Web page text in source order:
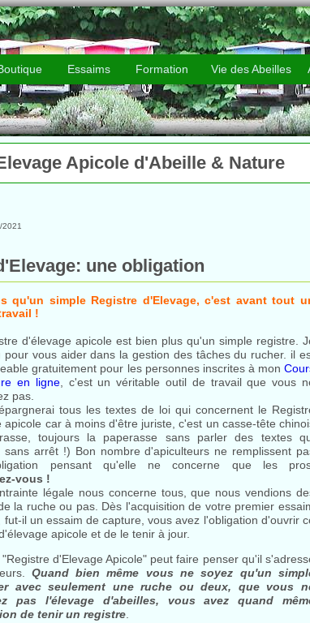
Essaims Formation Vie des Abeilles
Apicole d'Abeille & Nature
2021
une obligation
qu'un simple Registre d'Elevage, c'est avant tout
!
d'élevage apicole est bien plus qu'un simple registre.
pour vous aider dans la gestion des tâches du rucher. il
gratuitement pour les personnes inscrites à mon
en ligne, c'est un véritable outil de travail que vous
pas.
tous les textes de loi qui concernent le
apicole car à moins d'être juriste, c'est un casse-tête
toujours la paperasse sans parler des textes
sans arrêt !) Bon nombre d'apiculteurs ne remplissent
pensant qu'elle ne concerne que les
vous !
légale nous concerne tous, que nous vendions
la ruche ou pas. Dès l'acquisition de votre premier
fut-il un essaim de capture, vous avez l'obligation d'ouvrir
apicole et de le tenir à jour.
d'Elevage Apicole" peut faire penser qu'il
Quand bien même vous ne soyez qu'un
avec seulement une ruche ou deux, que vous
pas l'élevage d'abeilles, vous avez quand
de tenir un registre.